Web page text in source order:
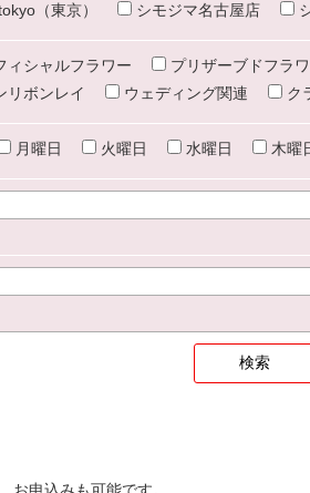
（東京） シモジマ名古屋店
ィシャルフラワー プリザーブドフラ
リボンレイ
ウェディング関連 ク
月曜日 火曜日 水曜日 木曜